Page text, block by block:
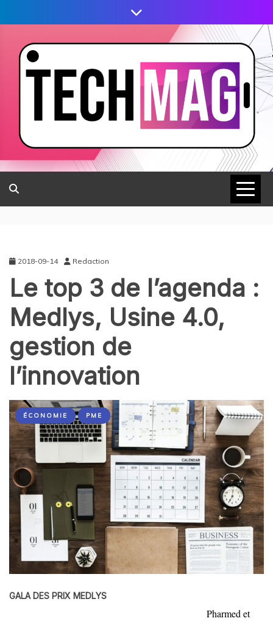
2018-09-14 Redaction
Le top 3 de l’agenda :
Medlys, Usine 4.0,
gestion de
l’innovation
ÉCONOMIE PME
GALA DES PRIX MEDLYS
Pharmed et